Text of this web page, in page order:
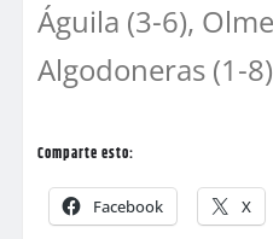
Águila (3-6),
Algodoneras (1-
Comparte esto:
Facebook X